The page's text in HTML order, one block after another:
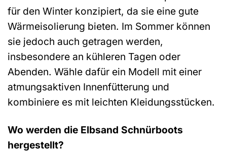
für den Winter konzipiert, da sie eine gute
Wärmeisolierung bieten. Im Sommer können
sie jedoch auch getragen werden,
insbesondere an kühleren Tagen oder
Abenden. Wähle dafür ein Modell mit einer
atmungsaktiven Innenfütterung und
kombiniere es mit leichten Kleidungsstücken.
Wo werden die Elbsand Schnürboots
hergestellt?